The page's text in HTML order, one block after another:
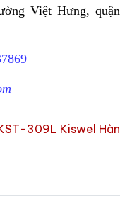
Việt Hưng, quận
309L Kiswel Hàn